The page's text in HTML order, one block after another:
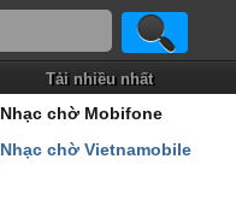
Tải nhiều nhất
Nhạc chờ Mobifone
Nhạc chờ Vietnamobile